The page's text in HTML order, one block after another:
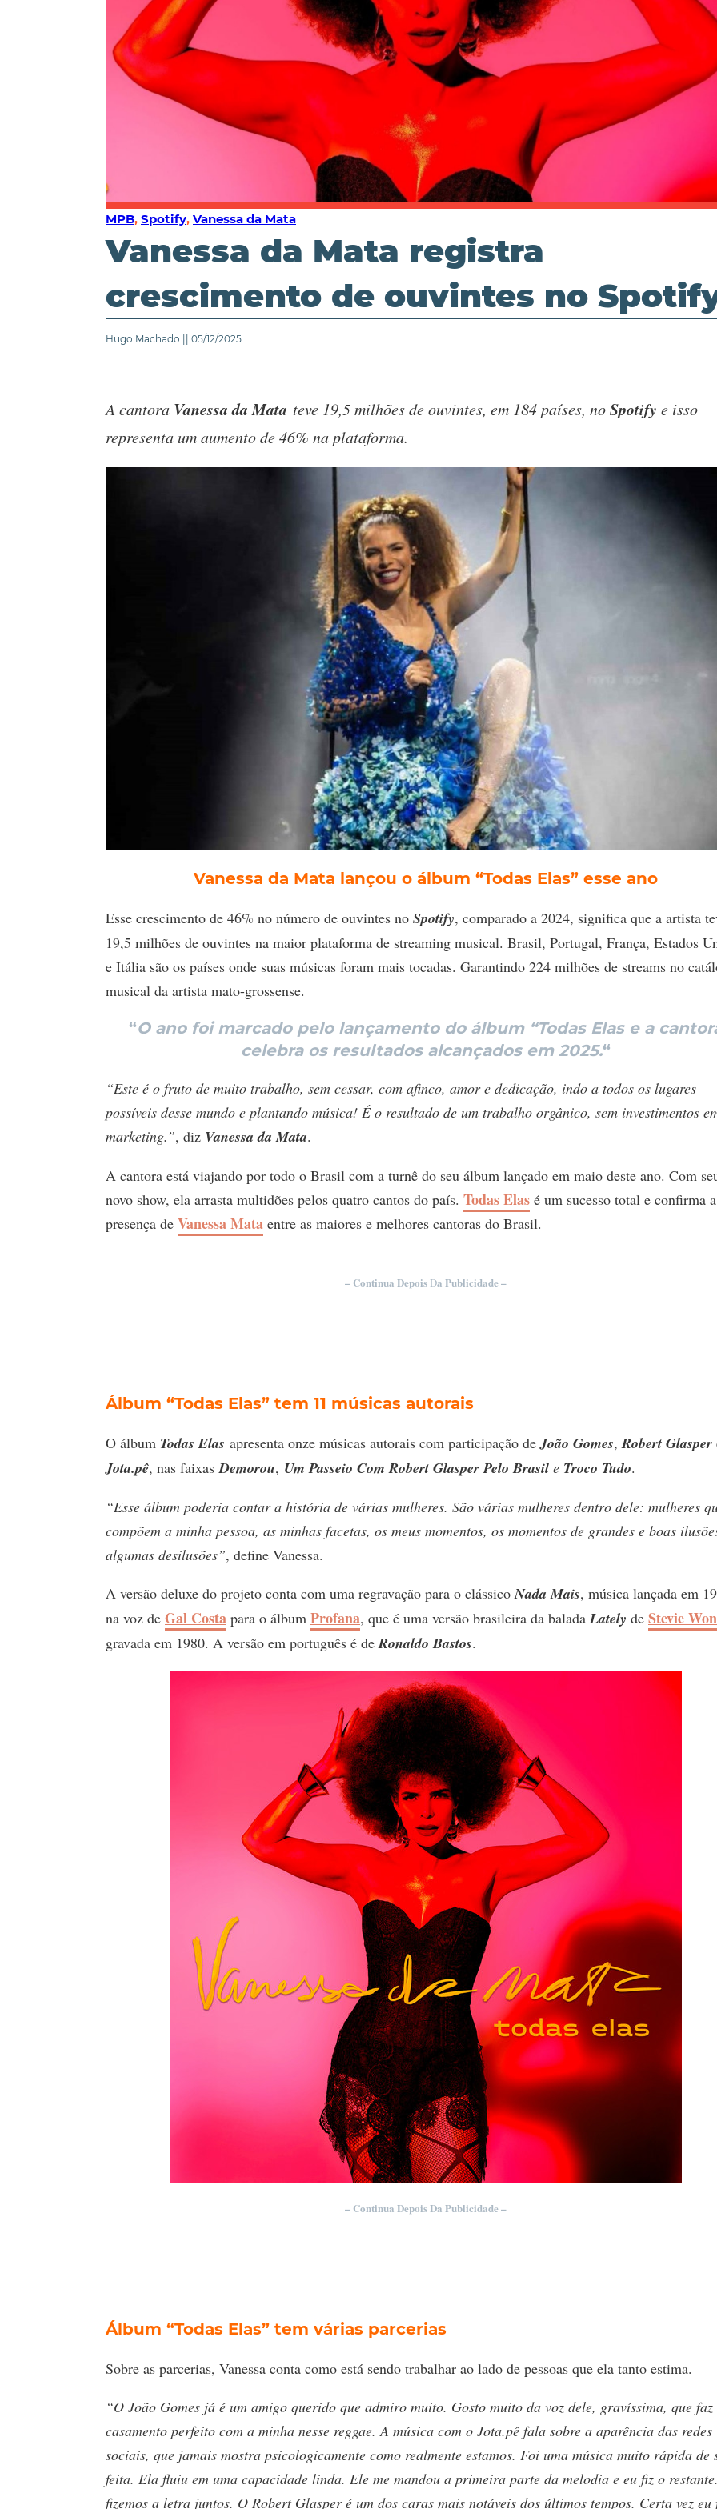
MPB, Spotify, Vanessa da Mata
Vanessa da Mata registra
crescimento de ouvintes no
Hugo Machado || 05/12/2025
A cantora Vanessa da Mata teve 19,5 milhões de ouvintes, em 184 países, noSpotify e isso
representa um aumento de 46% na plataforma.
Vanessa da Mata lançou o álbum “Todas Elas” esse ano
Esse crescimento de 46% no número de ouvintes no Spotify, comparado a 2024, significa que a artista
19,5 milhões de ouvintes na maior plataforma de streaming musical. Brasil, Portugal, França, Estados
e Itália são os países onde suas músicas foram mais tocadas. Garantindo 224 milhões de streams no
musical da artista mato-grossense.
“O ano foi marcado pelo lançamento do álbum “Todas Elas e a
celebra os resultados alcançados em 2025.“
“Este é o fruto de muito trabalho, sem cessar, com afinco, amor e dedicação, indo a todos os lugares
possíveis desse mundo e plantando música! É o resultado de um trabalho orgânico, sem investimentos
marketing.”, diz Vanessa da Mata.
A cantora está viajando por todo o Brasil com a turnê do seu álbum lançado em maio deste ano. Com
novo show, ela arrasta multidões pelos quatro cantos do país. Todas Elas é um sucesso total e confirma a
presença de Vanessa Mata entre as maiores e melhores cantoras do Brasil.
– Continua Depois Da Publicidade –
Álbum “Todas Elas” tem 11 músicas autorais
O álbum Todas Elas apresenta onze músicas autorais com participação de João Gomes, Robert Glasper
Jota.pê, nas faixas Demorou, Um Passeio Com Robert Glasper Pelo Brasil e Troco Tudo.
“Esse álbum poderia contar a história de várias mulheres. São várias mulheres dentro dele: mulheres
compõem a minha pessoa, as minhas facetas, os meus momentos, os momentos de grandes e boas
algumas desilusões”, define Vanessa.
A versão deluxe do projeto conta com uma regravação para o clássico Nada Mais, música lançada em
na voz de Gal Costa para o álbum Profana, que é uma versão brasileira da balada Lately de Stevie
gravada em 1980. A versão em português é de Ronaldo Bastos.
– Continua Depois Da Publicidade –
Álbum “Todas Elas” tem várias parcerias
Sobre as parcerias, Vanessa conta como está sendo trabalhar ao lado de pessoas que ela tanto estima.
“O João Gomes já é um amigo querido que admiro muito. Gosto muito da voz dele, gravíssima, que faz
casamento perfeito com a minha nesse reggae. A música com o Jota.pê fala sobre a aparência das redes
sociais, que jamais mostra psicologicamente como realmente estamos. Foi uma música muito rápida de
feita. Ela fluiu em uma capacidade linda. Ele me mandou a primeira parte da melodia e eu fiz o
fizemos a letra juntos. O Robert Glasper é um dos caras mais notáveis dos últimos tempos. Certa vez eu